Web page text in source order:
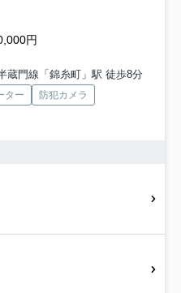
円
蔵門線「錦糸町」駅 徒歩8分
ター
防犯カメラ